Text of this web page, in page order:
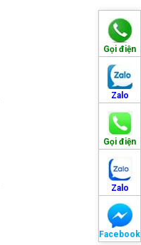
Gọi điện
Zalo
Gọi điện
Zalo
Facebook